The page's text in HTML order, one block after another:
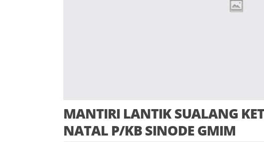
MANTIRI LANTIK SUALANG
NATAL P/KB SINODE GMIM